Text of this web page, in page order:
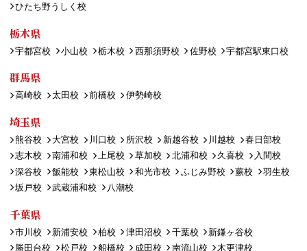
ひたち野うしく校
栃木県
宇都宮校 小山校 栃木校 西那須野校 佐野校 宇都宮駅東口校
群馬県
高崎校 太田校 前橋校 伊勢崎校
埼玉県
熊谷校 大宮校 川口校 所沢校 新越谷校 川越校
春日部校
志木校
南浦和校 上尾校 草加校 北浦和校 久喜校
入間校
深谷校
飯能校 東松山校 和光市校 ふじみ野校 蕨校
羽生校
坂戸校
武蔵浦和校 八潮校
千葉県
市川校 新浦安校 柏校 津田沼校 千葉校
新鎌ヶ谷校
勝田台校
松戸校 船橋校 成田校 南流山校
木更津校